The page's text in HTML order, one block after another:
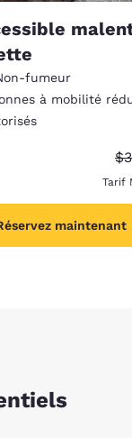
fumeur
à mobilité
Tarif
maintenant